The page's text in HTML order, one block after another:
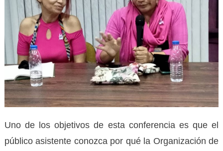
Uno de los objetivos de esta conferencia es que el
público asistente conozca por qué la Organización de